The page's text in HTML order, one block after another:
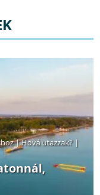
|Hová utazzak? |